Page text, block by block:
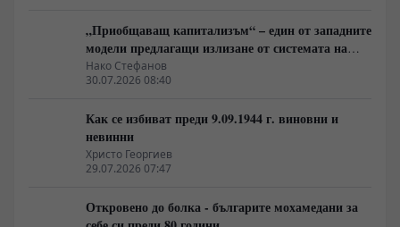
„Приобщаващ капитализъм“ – един от западните
модели предлагащи излизане от системата на
неолиберализма
Нако Стефанов
30.07.2026 08:40
Как се избиват преди 9.09.1944 г. виновни и
невинни
Христо Георгиев
29.07.2026 07:47
Откровено до болка - българите мохамедани за